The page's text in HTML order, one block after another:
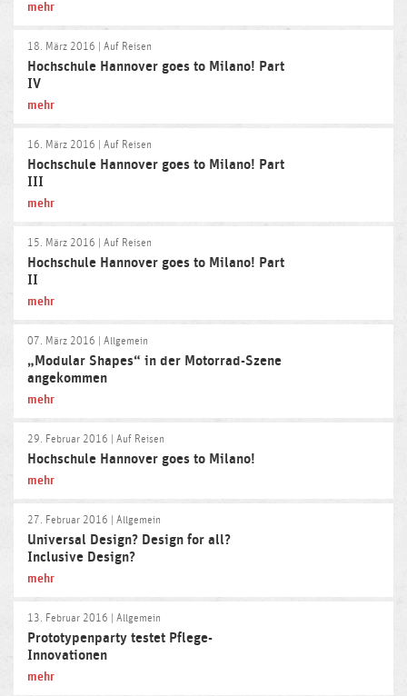
mehr
18. März 2016 | Auf Reisen
Hochschule Hannover goes to Milano! Part
IV
mehr
16. März 2016 | Auf Reisen
Hochschule Hannover goes to Milano! Part
III
mehr
15. März 2016 | Auf Reisen
Hochschule Hannover goes to Milano! Part
II
mehr
07. März 2016 | Allgemein
„Modular Shapes“ in der Motorrad-Szene
angekommen
mehr
29. Februar 2016 | Auf Reisen
Hochschule Hannover goes to Milano!
mehr
27. Februar 2016 | Allgemein
Universal Design? Design for all?
Inclusive Design?
mehr
13. Februar 2016 | Allgemein
Prototypenparty testet Pflege-
Innovationen
mehr